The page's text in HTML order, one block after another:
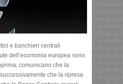
e banchieri centrali
dell’economia europea sono
comunicano che la
che la ripresa